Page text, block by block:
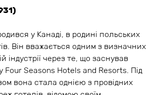
у Канаді, в родині польських
Він вважається одним з визначних
індустрії через те, що заснував
Four Seasons Hotels and Resorts. Під
вона стала однією з провідних